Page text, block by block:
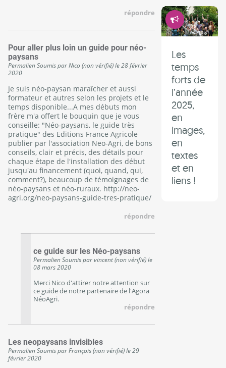
Les
temps
forts de
l’année
2025,
en
images,
en
textes
et en
liens !
répondre
Pour aller plus loin un guide pour néo-
paysans
PermalienSoumis parNico (non vérifié)le28 février
2020
Je suis néo-paysan maraîcher et aussi
formateur et autres selon les projets et le
temps disponible...A mes débuts mon
frère m'a offert le bouquin que je vous
conseille: "Néo-paysans, le guide très
pratique" des Editions France Agricole
publier par l'association Neo-Agri, de bons
conseils, clair et précis, des détails pour
chaque étape de l'installation des début
jusqu'au financement (quoi, quand, qui,
comment?), beaucoup de témoignages de
néo-paysans et néo-ruraux. http://neo-
agri.org/neo-paysans-guide-tres-pratique/
répondre
ce guide sur les Néo-paysans
PermalienSoumis parvincent (non vérifié)le
08 mars 2020
Merci Nico d'attirer notre attention sur
ce guide de notre partenaire de l'Agora
NéoAgri.
répondre
Les neopaysans invisibles
PermalienSoumis parFrançois (non vérifié)le29
février 2020